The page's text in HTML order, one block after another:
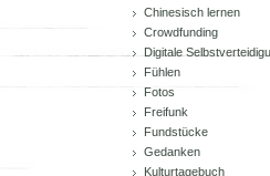
Chinesisch lernen
Crowdfunding
Digitale
Fühlen
Fotos
Freifunk
Fundstücke
Gedanken
Kulturtagebuch